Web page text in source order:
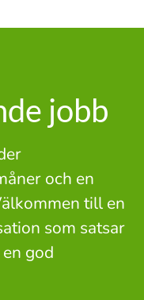
jobb
och en
till en
som satsar
god